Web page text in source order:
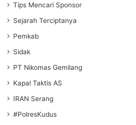
Tips Mencari Sponsor
Sejarah Terciptanya
Pemkab
Sidak
PT Nikomas Gemilang
Kapal Taktis AS
IRAN Serang
#PolresKudus